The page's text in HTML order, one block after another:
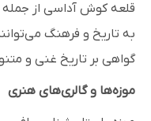
قلعه کوش آداسی از جمله
به تاریخ و فرهنگ
گواهی بر تاریخ غنی و
موزه‌ها و گالری‌های هنری